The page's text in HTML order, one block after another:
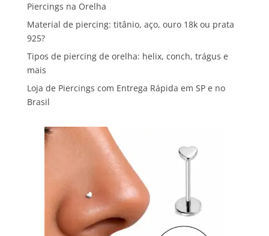
Piercings na Orelha
Material de piercing: titânio, aço, ouro 18k ou prata
925?
Tipos de piercing de orelha: helix, conch, trágus e
mais
Loja de Piercings com Entrega Rápida em SP e no
Brasil